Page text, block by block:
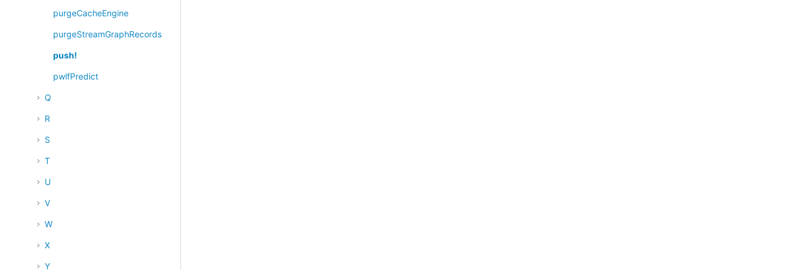
purgeCacheEngine
purgeStreamGraphRecords
push!
pwlfPredict
Q
R
S
T
U
V
W
X
Y